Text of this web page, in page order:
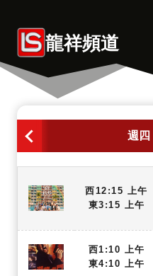
content 龍祥頻道
週四
西12:15 上午
東3:15 上午
西1:10 上午
東4:10 上午